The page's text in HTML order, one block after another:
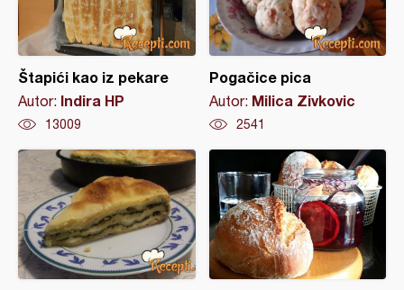
Štapići kao iz pekare
Autor: Indira HP
13009
Pogačice pica
Autor: Milica Zivkovic
2541